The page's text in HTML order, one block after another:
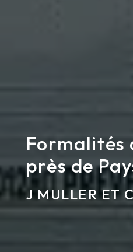
Formalités
près de
J MULLER ET